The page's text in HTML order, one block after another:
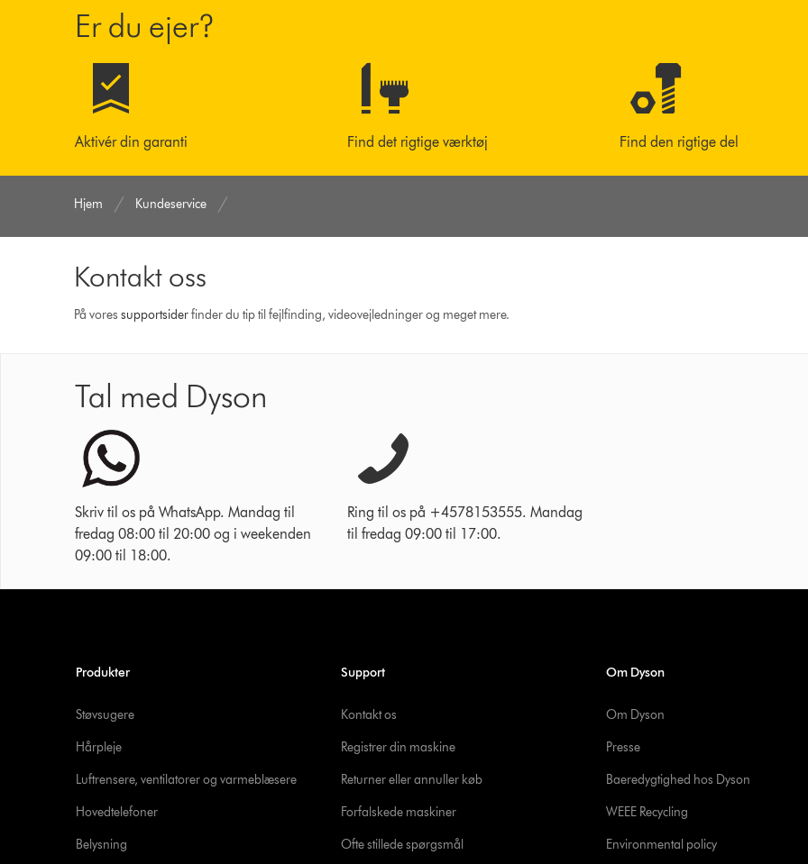
Er du ejer?
Aktivér din garanti Find det rigtige værktøj Find den rigtige del
Hjem Kundeservice
Kontakt oss
På voressupport­siderfinder du tip til fejlfinding, video­vejledninger og meget mere.
Tal med Dyson
Skriv til os på WhatsApp. Mandag til
fredag 08:00 til 20:00 og i weekenden
09:00 til 18:00.
Ring til os på +4578153555. Mandag
til fredag 09:00 til 17:00.
Produkter
Støvsugere
Hårpleje
Luftrensere, ventilatorer og varmeblæsere
Hovedtelefoner
Belysning
Support
Kontakt os
Registrer din maskine
Returner eller annuller køb
Forfalskede maskiner
Ofte stillede spørgsmål
Om Dyson
Om Dyson
Presse
Baeredygtighed hos Dyson
WEEE Recycling
Environmental policy